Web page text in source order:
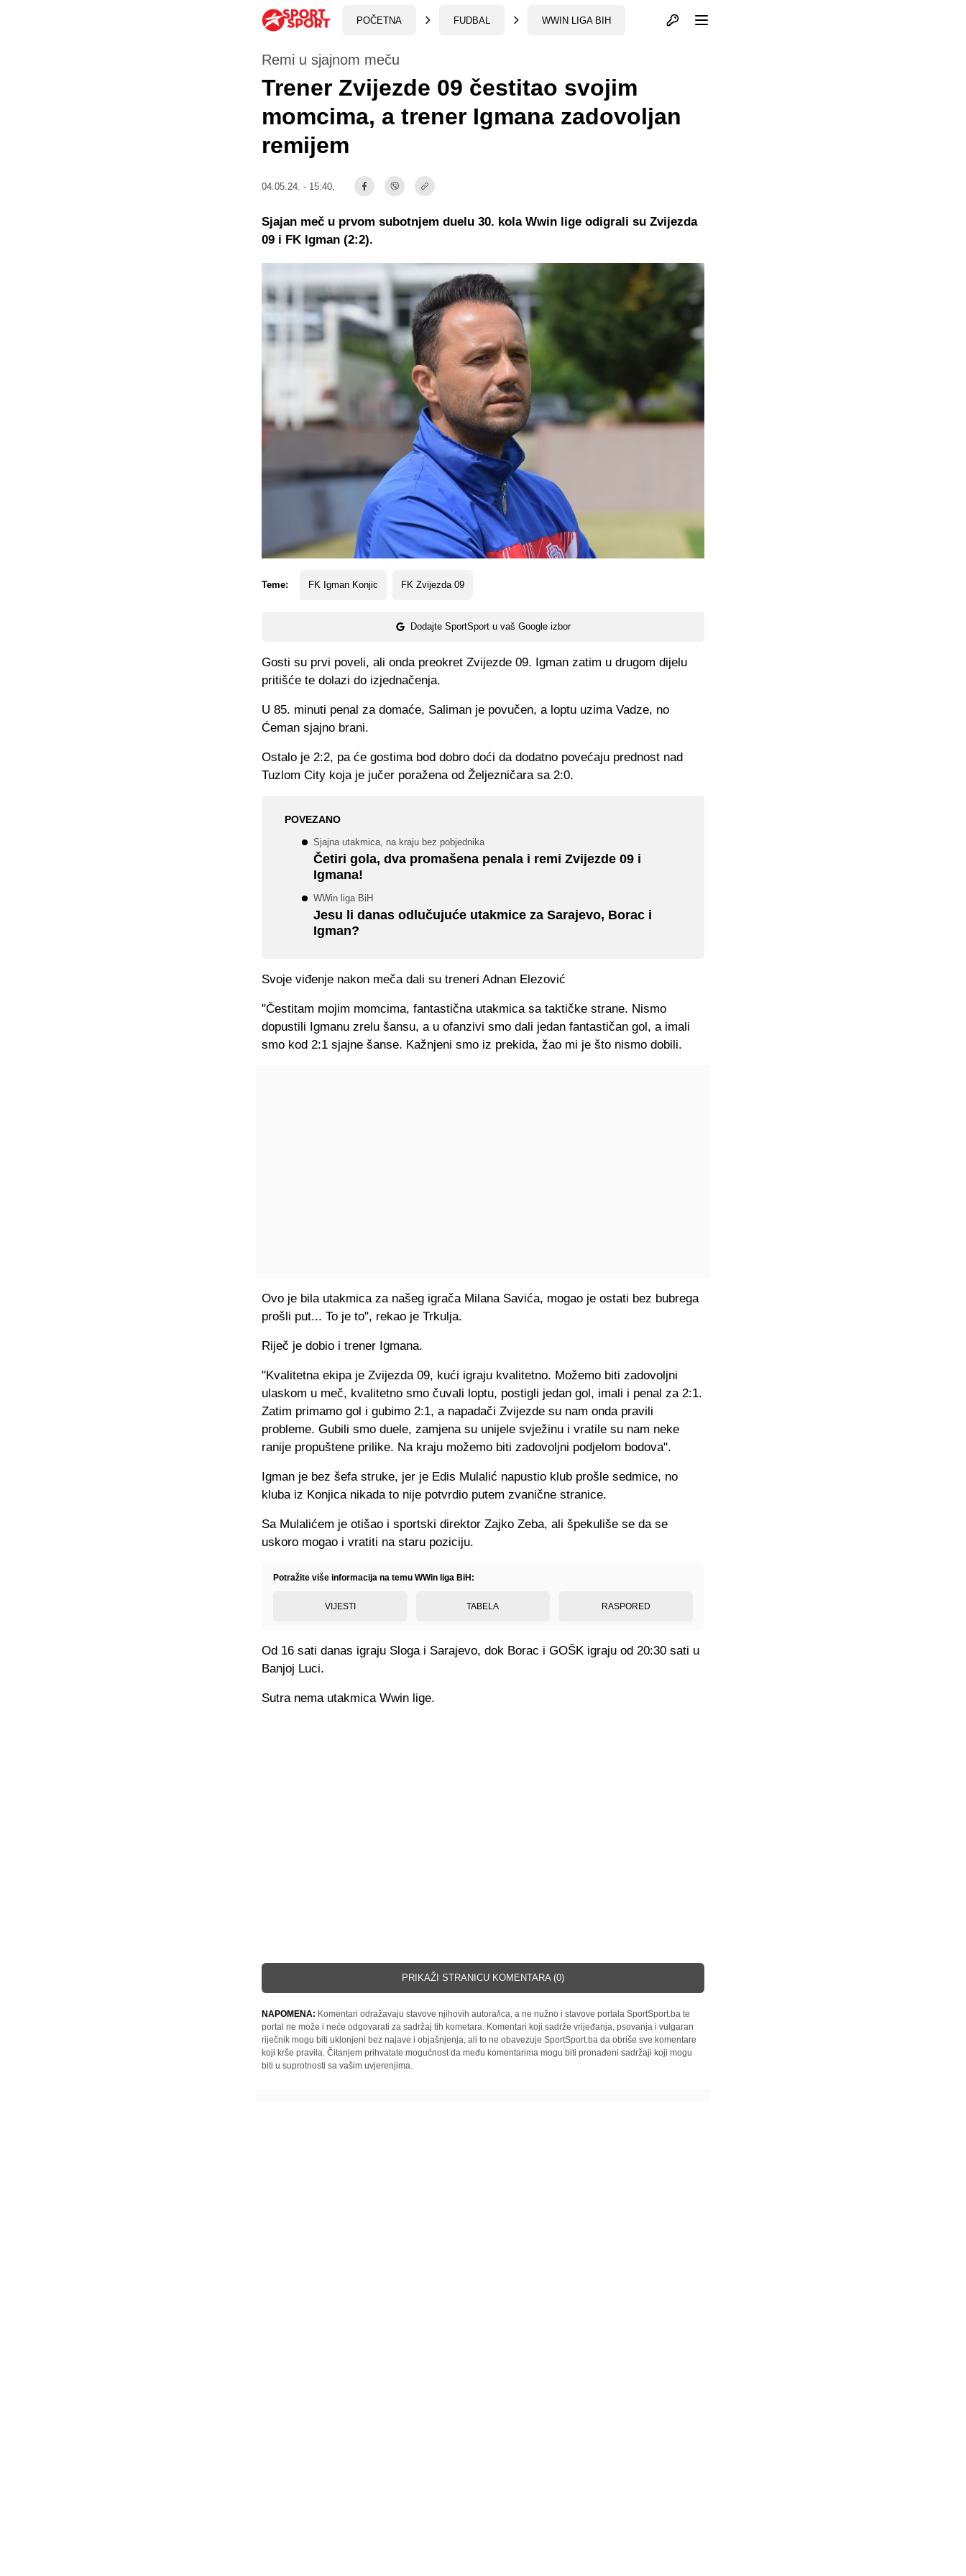
POČETNA FUDBAL WWIN LIGA BIH Otvori profil
Remi u sjajnom meču
Trener Zvijezde 09 čestitao svojim
momcima, a trener Igmana zadovoljan
remijem
04.05.24. - 15:40,
Teme: FK Igman Konjic FK Zvijezda 09
Dodajte SportSport u vaš Google izbor
Sjajan meč u prvom subotnjem duelu 30. kola Wwin lige odigrali su Zvijezda
09 i FK Igman (2:2).
Gosti su prvi poveli, ali onda preokret Zvijezde 09. Igman zatim u drugom dijelu
pritišće te dolazi do izjednačenja.
U 85. minuti penal za domaće, Saliman je povučen, a loptu uzima Vadze, no
Ćeman sjajno brani.
Ostalo je 2:2, pa će gostima bod dobro doći da dodatno povećaju prednost nad
Tuzlom City koja je jučer poražena od Željezničara sa 2:0.
POVEZANO
Sjajna utakmica, na kraju bez pobjednika
Četiri gola, dva promašena penala i remi Zvijezde 09 i
Igmana!
WWin liga BiH
Jesu li danas odlučujuće utakmice za Sarajevo, Borac i
Igman?
Svoje viđenje nakon meča dali su treneri Adnan Elezović
"Čestitam mojim momcima, fantastična utakmica sa taktičke strane. Nismo
dopustili Igmanu zrelu šansu, a u ofanzivi smo dali jedan fantastičan gol, a imali
smo kod 2:1 sjajne šanse. Kažnjeni smo iz prekida, žao mi je što nismo dobili.
Ovo je bila utakmica za našeg igrača Milana Savića, mogao je ostati bez bubrega
prošli put... To je to", rekao je Trkulja.
Riječ je dobio i trener Igmana.
"Kvalitetna ekipa je Zvijezda 09, kući igraju kvalitetno. Možemo biti zadovoljni
ulaskom u meč, kvalitetno smo čuvali loptu, postigli jedan gol, imali i penal za 2:1.
Zatim primamo gol i gubimo 2:1, a napadači Zvijezde su nam onda pravili
probleme. Gubili smo duele, zamjena su unijele svježinu i vratile su nam neke
ranije propuštene prilike. Na kraju možemo biti zadovoljni podjelom bodova".
Igman je bez šefa struke, jer je Edis Mulalić napustio klub prošle sedmice, no
kluba iz Konjica nikada to nije potvrdio putem zvanične stranice.
Sa Mulalićem je otišao i sportski direktor Zajko Zeba, ali špekuliše se da se
uskoro mogao i vratiti na staru poziciju.
Potražite više informacija na temu WWin liga BiH:
VIJESTI TABELA RASPORED
Od 16 sati danas igraju Sloga i Sarajevo, dok Borac i GOŠK igraju od 20:30 sati u
Banjoj Luci.
Sutra nema utakmica Wwin lige.
PRIKAŽI STRANICU KOMENTARA (0)
NAPOMENA: Komentari odražavaju stavove njihovih autora/ica, a ne nužno i stavove portala SportSport.ba te
portal ne može i neće odgovarati za sadržaj tih kometara. Komentari koji sadrže vrijeđanja, psovanja i vulgaran
riječnik mogu biti uklonjeni bez najave i objašnjenja, ali to ne obavezuje SportSport.ba da obriše sve komentare
koji krše pravila. Čitanjem prihvatate mogućnost da među komentarima mogu biti pronađeni sadržaji koji mogu
biti u suprotnosti sa vašim uvjerenjima.